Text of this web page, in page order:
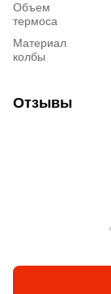
Объем
термоса
Материал
колбы
Отзывы